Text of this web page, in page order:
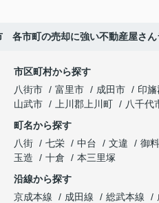
各市町の売却に強い不動産屋さ
市区町村から探す
八街市
富里市 成田市 印
山武市
上川郡上川町 八千代
町名から探す
八街
七栄 中台 文違 御料
玉造
十倉
本三里塚
沿線から探す
京成本線
成田線 総武本線